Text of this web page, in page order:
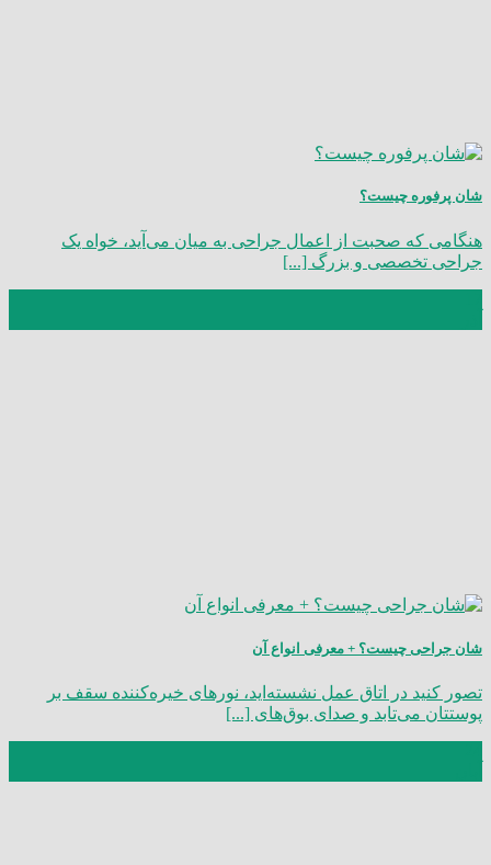
شان پرفوره چیست؟
هنگامی که صحبت از اعمال جراحی به میان می‌آید، خواه یک
جراحی تخصصی و بزرگ [...]
شان جراحی چیست؟ + معرفی انواع آن
تصور کنید در اتاق عمل نشسته‌اید، نورهای خیره‌کننده سقف بر
پوستتان می‌تابد و صدای بوق‌های [...]